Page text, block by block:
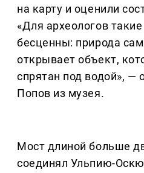
на карту и оценили
«Для археологов
бесценны: природа
открывает объект,
спрятан под водой», —
Попов из музея.
Мост длиной больше
соединял Ульпию-